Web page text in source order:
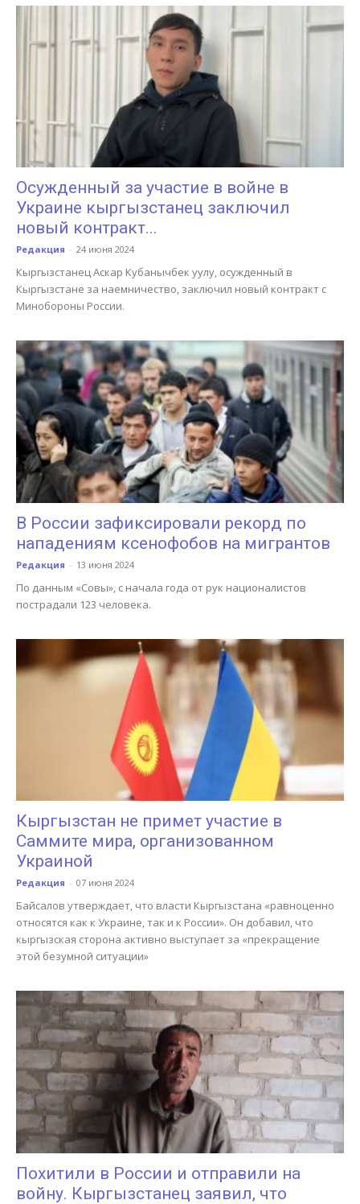
Осужденный за участие в войне в
Украине кыргызстанец заключил
новый контракт...
Редакция - 24 июня 2024
Кыргызстанец Аскар Кубанычбек уулу, осужденный в
Кыргызстане за наемничество, заключил новый контракт с
Минобороны России.
В России зафиксировали рекорд по
нападениям ксенофобов на мигрантов
Редакция - 13 июня 2024
По данным «Совы», с начала года от рук националистов
пострадали 123 человека.
Кыргызстан не примет участие в
Саммите мира, организованном
Украиной
Редакция - 07 июня 2024
Байсалов утверждает, что власти Кыргызстана «равноценно
относятся как к Украине, так и к России». Он добавил, что
кыргызская сторона активно выступает за «прекращение
этой безумной ситуации»
Похитили в России и отправили на
войну. Кыргызстанец заявил, что